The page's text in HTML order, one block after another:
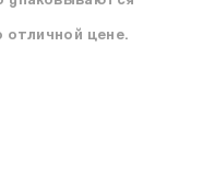
отличной цене.